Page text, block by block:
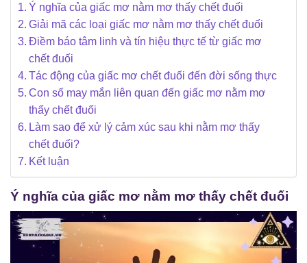
Ý nghĩa của giấc mơ nằm mơ thấy chết đuối
Giải mã các loại giấc mơ nằm mơ thấy chết đuối
Điềm báo tâm linh và tín hiệu thực tế từ giấc mơ
chết đuối
Tác động của giấc mơ chết đuối đến đời sống thực
Con số may mắn liên quan đến giấc mơ nằm mơ
thấy chết đuối
Làm sao để xử lý cảm xúc sau khi nằm mơ thấy
chết đuối?
Kết luận
Ý nghĩa của giấc mơ nằm mơ thấy chết đuối